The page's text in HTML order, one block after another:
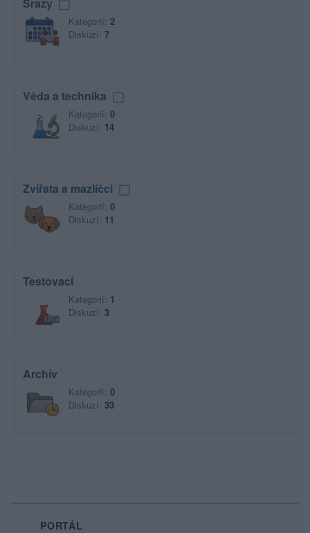
Kategorií: 2
Diskuzí: 7
Věda a technika
Kategorií: 0
Diskuzí: 14
Zvířata a mazlíčci
Kategorií: 0
Diskuzí: 11
Testovací
Kategorií: 1
Diskuzí: 3
Archív
Kategorií: 0
Diskuzí: 33
PORTÁL